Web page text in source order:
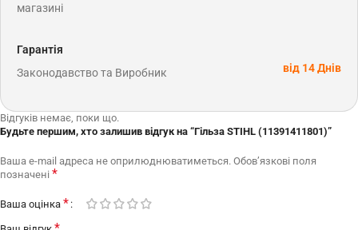
магазині
Гарантія
Законодавство та Виробник
від 14 Днів
Відгуків немає, поки що.
Будьте першим, хто залишив відгук на “Гільза STIHL (11391411801)”
Ваша e-mail адреса не оприлюднюватиметься. Обов’язкові поля
позначені *
Ваша оцінка *